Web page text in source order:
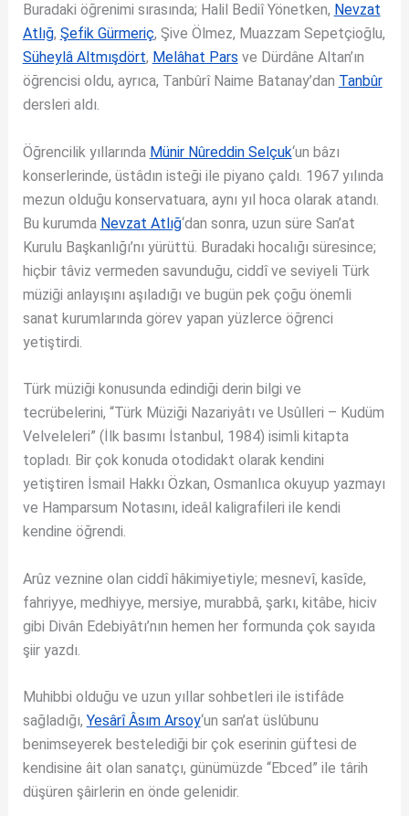
Buradaki öğrenimi sırasında; Halil Bediî Yönetken, Nevzat
Atlığ, Şefik Gürmeriç, Şive Ölmez, Muazzam Sepetçioğlu,
Süheylâ Altmışdört, Melâhat Pars ve Dürdâne Altan’ın
öğrencisi oldu, ayrıca, Tanbûrî Naime Batanay’dan Tanbûr
dersleri aldı.
Öğrencilik yıllarında Münir Nûreddin Selçuk‘un bâzı
konserlerinde, üstâdın isteği ile piyano çaldı. 1967 yılında
mezun olduğu konservatuara, aynı yıl hoca olarak atandı.
Bu kurumda Nevzat Atlığ‘dan sonra, uzun süre San’at
Kurulu Başkanlığı’nı yürüttü. Buradaki hocalığı süresince;
hiçbir tâviz vermeden savunduğu, ciddî ve seviyeli Türk
müziği anlayışını aşıladığı ve bugün pek çoğu önemli
sanat kurumlarında görev yapan yüzlerce öğrenci
yetiştirdi.
Türk müziği konusunda edindiği derin bilgi ve
tecrübelerini, “Türk Müziği Nazariyâtı ve Usûlleri – Kudüm
Velveleleri” (İlk basımı İstanbul, 1984) isimli kitapta
topladı. Bir çok konuda otodidakt olarak kendini
yetiştiren İsmail Hakkı Özkan, Osmanlıca okuyup yazmayı
ve Hamparsum Notasını, ideâl kaligrafileri ile kendi
kendine öğrendi.
Arûz veznine olan ciddî hâkimiyetiyle; mesnevî, kasîde,
fahriyye, medhiyye, mersiye, murabbâ, şarkı, kitâbe, hiciv
gibi Divân Edebiyâtı’nın hemen her formunda çok sayıda
şiir yazdı.
Muhibbi olduğu ve uzun yıllar sohbetleri ile istifâde
sağladığı, Yesârî Âsım Arsoy‘un san’at üslûbunu
benimseyerek bestelediği bir çok eserinin güftesi de
kendisine âit olan sanatçı, günümüzde “Ebced” ile târih
düşüren şâirlerin en önde gelenidir.